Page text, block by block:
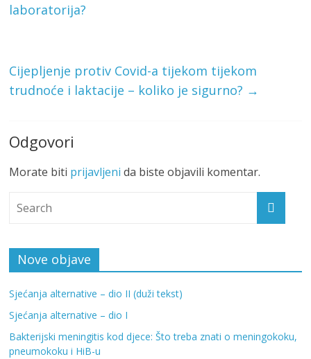
laboratorija?
Cijepljenje protiv Covid-a tijekom tijekom
trudnoće i laktacije – koliko je sigurno? →
Odgovori
Morate biti prijavljeni da biste objavili komentar.
Nove objave
Sjećanja alternative – dio II (duži tekst)
Sjećanja alternative – dio I
Bakterijski meningitis kod djece: Što treba znati o meningokoku,
pneumokoku i HiB-u